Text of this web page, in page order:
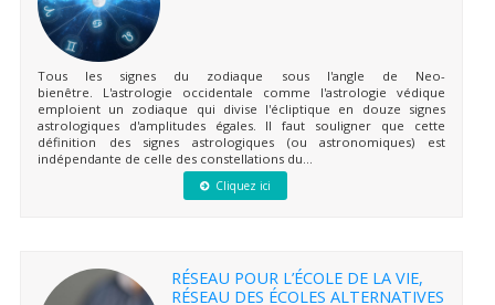
Tous les signes du zodiaque sous l'angle de Neo-
bienêtre. L'astrologie occidentale comme l'astrologie védique
emploient un zodiaque qui divise l'écliptique en douze signes
astrologiques d'amplitudes égales. Il faut souligner que cette
définition des signes astrologiques (ou astronomiques) est
indépendante de celle des constellations du...
Cliquez ici
RÉSEAU POUR L’ÉCOLE DE LA VIE,
RÉSEAU DES ÉCOLES ALTERNATIVES